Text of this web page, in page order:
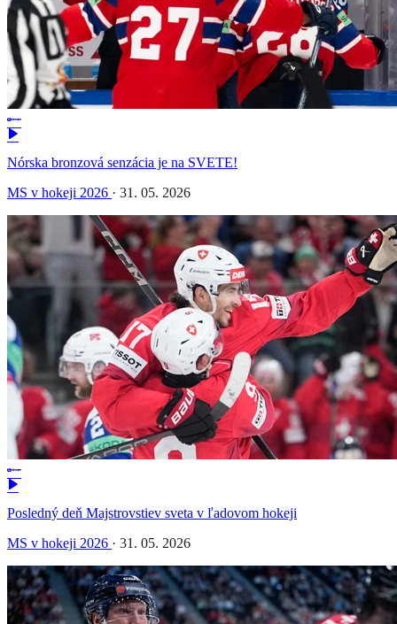
Nórska bronzová senzácia je na SVETE!
MS v hokeji 2026 · 31. 05. 2026
Posledný deň Majstrovstiev sveta v ľadovom hokeji
MS v hokeji 2026 · 31. 05. 2026